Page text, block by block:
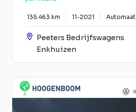
135.463 km 11-2021 Automaat
Peeters Bedrijfswagens
Enkhuizen